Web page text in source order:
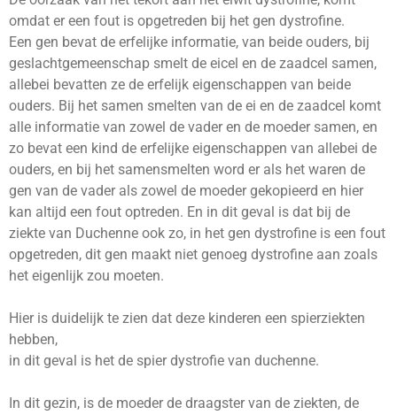
omdat er een fout is opgetreden bij het gen dystrofine.
Een gen bevat de erfelijke informatie, van beide ouders, bij
geslachtgemeenschap smelt de eicel en de zaadcel samen,
allebei bevatten ze de erfelijk eigenschappen van beide
ouders. Bij het samen smelten van de ei en de zaadcel komt
alle informatie van zowel de vader en de moeder samen, en
zo bevat een kind de erfelijke eigenschappen van allebei de
ouders, en bij het samensmelten word er als het waren de
gen van de vader als zowel de moeder gekopieerd en hier
kan altijd een fout optreden. En in dit geval is dat bij de
ziekte van Duchenne ook zo, in het gen dystrofine is een fout
opgetreden, dit gen maakt niet genoeg dystrofine aan zoals
het eigenlijk zou moeten.
Hier is duidelijk te zien dat deze kinderen een spierziekten
hebben,
in dit geval is het de spier dystrofie van duchenne.
In dit gezin, is de moeder de draagster van de ziekten, de